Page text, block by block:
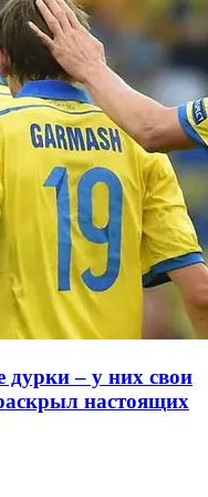
дурки – у них свои
настоящих